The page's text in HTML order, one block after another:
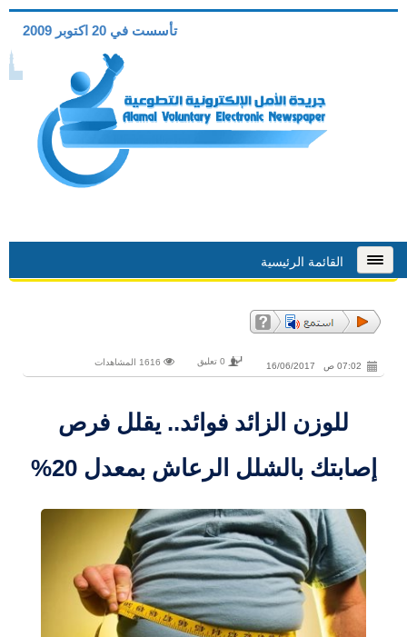
تأسست في 20 اكتوبر 2009
القائمة الرئيسية
07:02 ص 16/06/2017 0 تعليق
للوزن الزائد فوائد.. يقلل فرص
إصابتك بالشلل الرعاش بمعدل 20%